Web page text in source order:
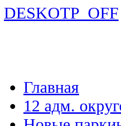
DESKOTP_OFF
Главная
12 адм.